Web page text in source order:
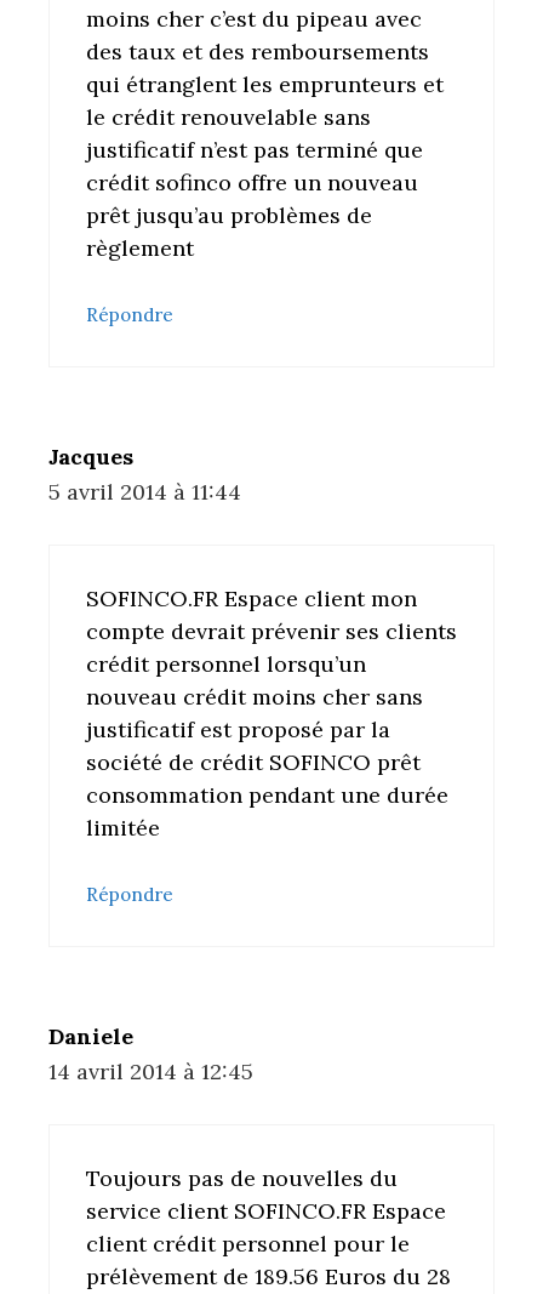
moins cher c’est du pipeau avec
des taux et des remboursements
qui étranglent les emprunteurs et
le crédit renouvelable sans
justificatif n’est pas terminé que
crédit sofinco offre un nouveau
prêt jusqu’au problèmes de
règlement
Répondre
Jacques
5 avril 2014 à 11:44
SOFINCO.FR Espace client mon
compte devrait prévenir ses clients
crédit personnel lorsqu’un
nouveau crédit moins cher sans
justificatif est proposé par la
société de crédit SOFINCO prêt
consommation pendant une durée
limitée
Répondre
Daniele
14 avril 2014 à 12:45
Toujours pas de nouvelles du
service client SOFINCO.FR Espace
client crédit personnel pour le
prélèvement de 189.56 Euros du 28